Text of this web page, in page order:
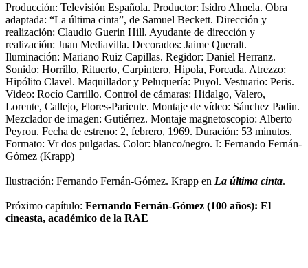
Producción: Televisión Española. Productor: Isidro Almela. Obra
adaptada: “La última cinta”, de Samuel Beckett. Dirección y
realización: Claudio Guerin Hill. Ayudante de dirección y
realización: Juan Mediavilla. Decorados: Jaime Queralt.
Iluminación: Mariano Ruiz Capillas. Regidor: Daniel Herranz.
Sonido: Horrillo, Rituerto, Carpintero, Hipola, Forcada. Atrezzo:
Hipólito Clavel. Maquillador y Peluquería: Puyol. Vestuario: Peris.
Video: Rocío Carrillo. Control de cámaras: Hidalgo, Valero,
Lorente, Callejo, Flores-Pariente. Montaje de vídeo: Sánchez Padin.
Mezclador de imagen: Gutiérrez. Montaje magnetoscopio: Alberto
Peyrou. Fecha de estreno: 2, febrero, 1969. Duración: 53 minutos.
Formato: Vr dos pulgadas. Color: blanco/negro. I: Fernando Fernán-
Gómez (Krapp)
Ilustración: Fernando Fernán-Gómez. Krapp en La última cinta.
Próximo capítulo: Fernando Fernán-Gómez (100 años): El
cineasta, académico de la RAE